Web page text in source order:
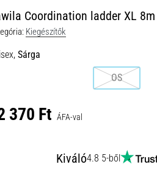
Coordination ladder XL
Kiegészítők
Sárga
OS
370 Ft ÁFA-val
Kiváló4.8 5-ből